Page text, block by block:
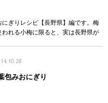
ぎりレシピ【長野県】編です。梅
れる小梅に限ると、実は長野県が
包みおにぎり